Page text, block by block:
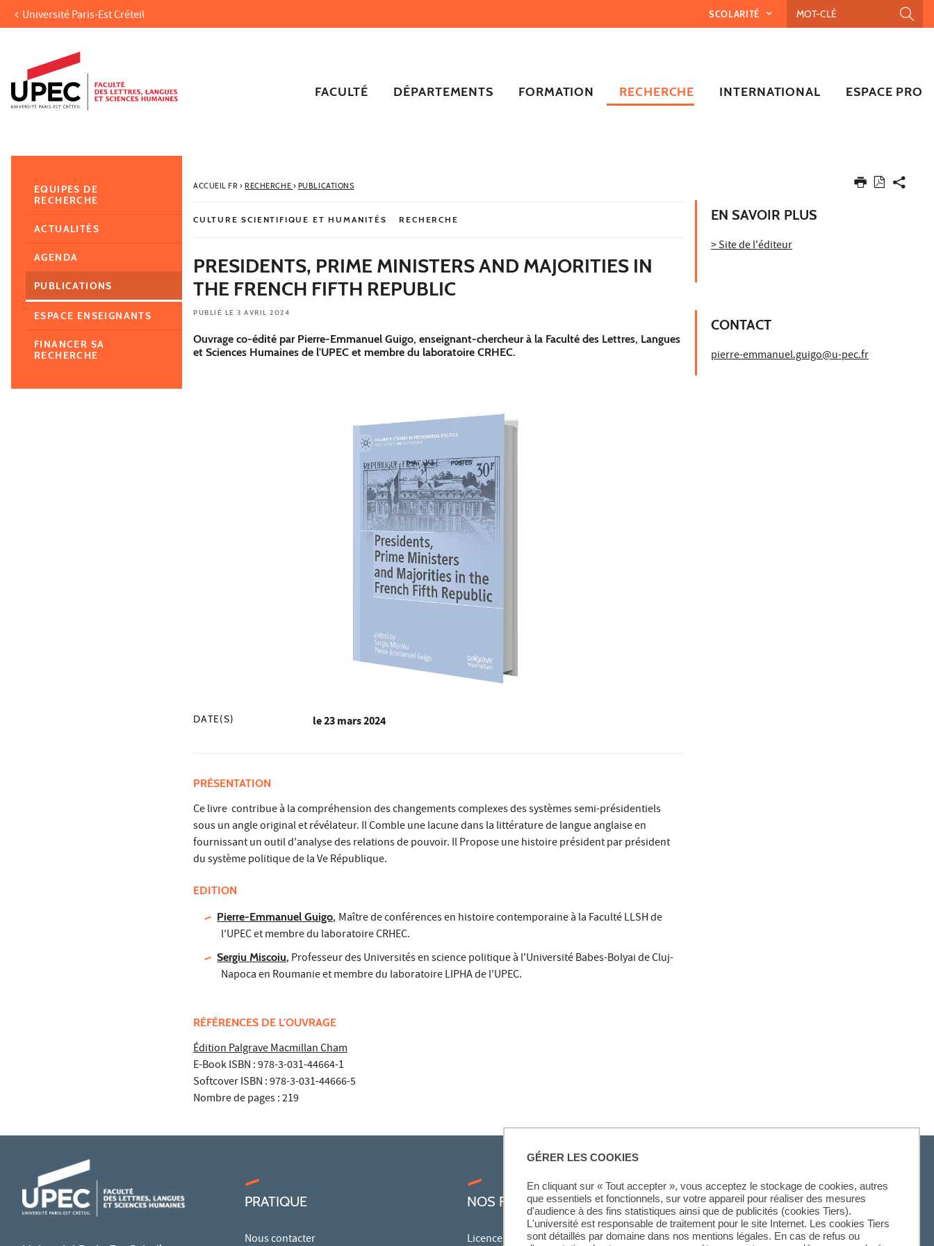
GÉRER LES COOKIES
En cliquant sur « Tout accepter », vous acceptez le stockage de cookies, autres
que essentiels et fonctionnels, sur votre appareil pour réaliser des mesures
d'audience à des fins statistiques ainsi que de publicités (cookies Tiers).
L'université est responsable de traitement pour le site Internet. Les cookies Tiers
sont détaillés par domaine dans nos mentions légales. En cas de refus ou
Aller au contenu
Accès directs
Recherche
Navigation secondaire
Université Paris-Est Créteil SCOLARITÉ
FACULTÉ DÉPARTEMENTS FORMATION RECHERCHE INTERNATIONAL ESPACE PRO
ACCUEIL FR› RECHERCHE › PUBLICATIONS
CULTURE SCIENTIFIQUE ET HUMANITÉS RECHERCHE
PRESIDENTS, PRIME MINISTERS AND MAJORITIES IN
THE FRENCH FIFTH REPUBLIC
PUBLIÉ LE 3 AVRIL 2024
Ouvrage co-édité par Pierre-Emmanuel Guigo, enseignant-chercheur à la Faculté des Lettres, Langues
et Sciences Humaines de l'UPEC et membre du laboratoire CRHEC.
DATE(S) le23 mars 2024
PRÉSENTATION
Ce livre contribue à la compréhension des changements complexes des systèmes semi-présidentiels
sous un angle original et révélateur. Il Comble une lacune dans la littérature de langue anglaise en
fournissant un outil d'analyse des relations de pouvoir. Il Propose une histoire président par président
du système politique de la Ve République.
EDITION
Pierre-Emmanuel Guigo, Maître de conférences en histoire contemporaine à la Faculté LLSH de
l'UPEC et membre du laboratoire CRHEC.
Sergiu Miscoiu,Professeur des Universités en science politique à l'Université Babes-Bolyai de Cluj-
Napoca en Roumanie et membre du laboratoire LIPHA de l'UPEC.
RÉFÉRENCES DE L'OUVRAGE
Édition Palgrave Macmillan Cham
E-Book ISBN : 978-3-031-44664-1
Softcover ISBN : 978-3-031-44666-5
Nombre de pages : 219
EN SAVOIR PLUS
> Site de l'éditeur
CONTACT
pierre-emmanuel.guigo@u-pec.fr
EQUIPES DE
RECHERCHE
ACTUALITÉS
AGENDA
PUBLICATIONS
ESPACE ENSEIGNANTS
FINANCER SA
RECHERCHE
PRATIQUE
Nous contacter
NOS FORMATIONS
Licences